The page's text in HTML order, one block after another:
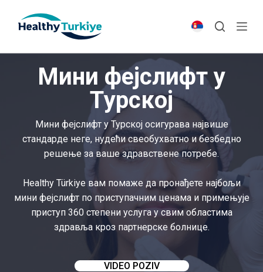
p
Мини фејслифт у
Турској
Мини фејслифт у Турској осигурава највише
стандарде неге, нудећи свеобухватно и безбедно
решење за ваше здравствене потребе.
Healthy Türkiye вам помаже да пронађете најбољи
мини фејслифт по приступачним ценама и примењује
приступ 360 степени услуга у свим областима
здравља кроз партнерске болнице.
VIDEO POZIV